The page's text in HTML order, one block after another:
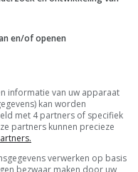
aan te vragen
het woord. Hij
in het GLB na te
al moeten besluiten
het Brusselse
en/of openen
informatie van uw apparaat
kan worden
met 4 partners of specifiek
partners kunnen precieze
verwerken op basis
bezwaar maken door uw